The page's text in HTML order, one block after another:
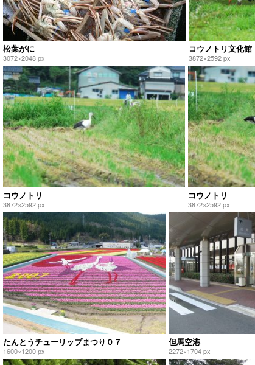
松葉がに
3072×2048 px
コウノトリ文化館
3872×2592 px
コウノトリ
3872×2592 px
コウノトリ
3872×2592 px
たんとうチューリップまつり０７
1600×1200 px
但馬空港
2272×1704 px